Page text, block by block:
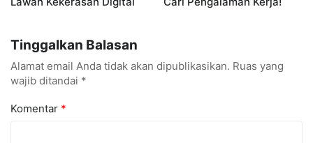
Tinggalkan Balasan
Alamat email Anda tidak akan dipublikasikan. Ruas yang
wajib ditandai *
Komentar *